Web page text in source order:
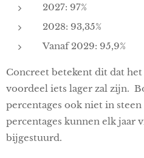
2027: 97%
2028: 93,35%
Vanaf 2029: 95,9%
Concreet betekent dit dat
voordeel iets lager zal zijn.
percentages ook niet in
percentages kunnen elk jaar
bijgestuurd.